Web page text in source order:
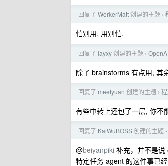
回复了 WorkerMatt创建的主题 ›
怕别用, 用别怕.
回复了 layxy创建的主题 › OpenAI
除了 brainstorms 有点用, 其
回复了 meetyuan 创建的主题 ›
有些中转上还包了一层, 你不
回复了 KaiWuBOSS创建的主题 ›
@beiyanpiki 补充，并不是说
特定任务 agent 的这件事已